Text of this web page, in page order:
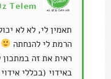
Telem
תאמין לי, לא לא
הרמת לי להנחתה
ראית את זה
באידוי (בכללי